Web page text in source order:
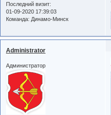
Последний визит:
01-09-2020 17:39:03
Команда: Динамо-Минск
Administrator
Администратор